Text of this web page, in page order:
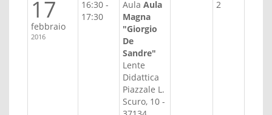
17
febbraio
2016
16:30 -
17:30
Aula Aula
Magna
"Giorgio
De
Sandre"
Lente
Didattica
Piazzale L.
Scuro, 10 -
2